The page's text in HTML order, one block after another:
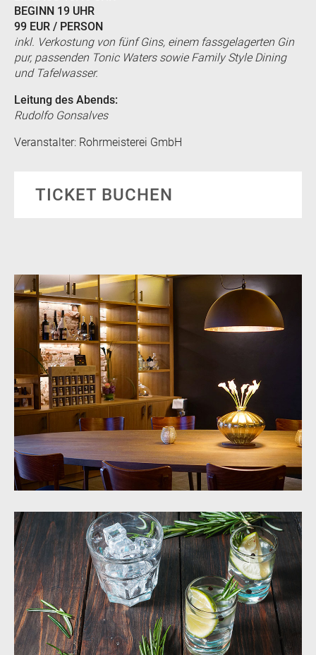
BEGINN 19 UHR
99 EUR / PERSON
inkl. Verkostung von fünf Gins, einem fassgelagerten Gin
pur, passenden Tonic Waters sowie Family Style Dining
und Tafelwasser.
Leitung des Abends:
Rudolfo Gonsalves
Veranstalter: Rohrmeisterei GmbH
TICKET BUCHEN